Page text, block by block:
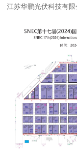
江苏华鹏光伏科技有限